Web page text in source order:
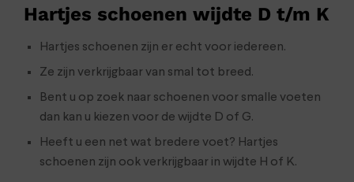
Hartjes schoenen wijdte D t/m K
Hartjes schoenen zijn er echt voor iedereen.
Ze zijn verkrijgbaar van smal tot breed.
Bent u op zoek naar schoenen voor smalle voeten
dan kan u kiezen voor de wijdte D of G.
Heeft u een net wat bredere voet? Hartjes
schoenen zijn ook verkrijgbaar in wijdte H of K.